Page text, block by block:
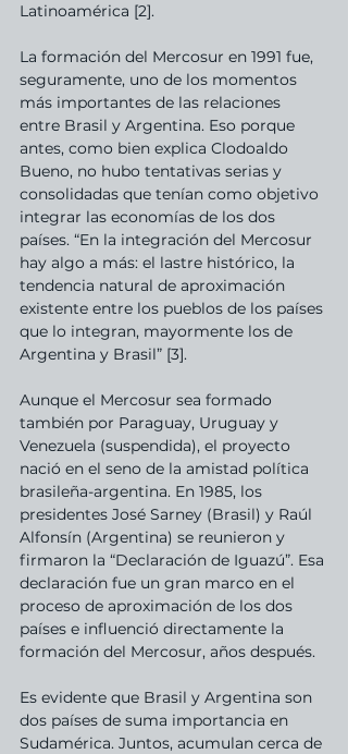
Latinoamérica [2].
La formación del Mercosur en 1991 fue,
seguramente, uno de los momentos
más importantes de las relaciones
entre Brasil y Argentina. Eso porque
antes, como bien explica Clodoaldo
Bueno, no hubo tentativas serias y
consolidadas que tenían como objetivo
integrar las economías de los dos
países. “En la integración del Mercosur
hay algo a más: el lastre histórico, la
tendencia natural de aproximación
existente entre los pueblos de los países
que lo integran, mayormente los de
Argentina y Brasil” [3].
Aunque el Mercosur sea formado
también por Paraguay, Uruguay y
Venezuela (suspendida), el proyecto
nació en el seno de la amistad política
brasileña-argentina. En 1985, los
presidentes José Sarney (Brasil) y Raúl
Alfonsín (Argentina) se reunieron y
firmaron la “Declaración de Iguazú”. Esa
declaración fue un gran marco en el
proceso de aproximación de los dos
países e influenció directamente la
formación del Mercosur, años después.
Es evidente que Brasil y Argentina son
dos países de suma importancia en
Sudamérica. Juntos, acumulan cerca de